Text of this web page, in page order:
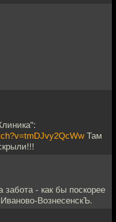
Там
забота - как бы поскорее
ВознесенскЪ.